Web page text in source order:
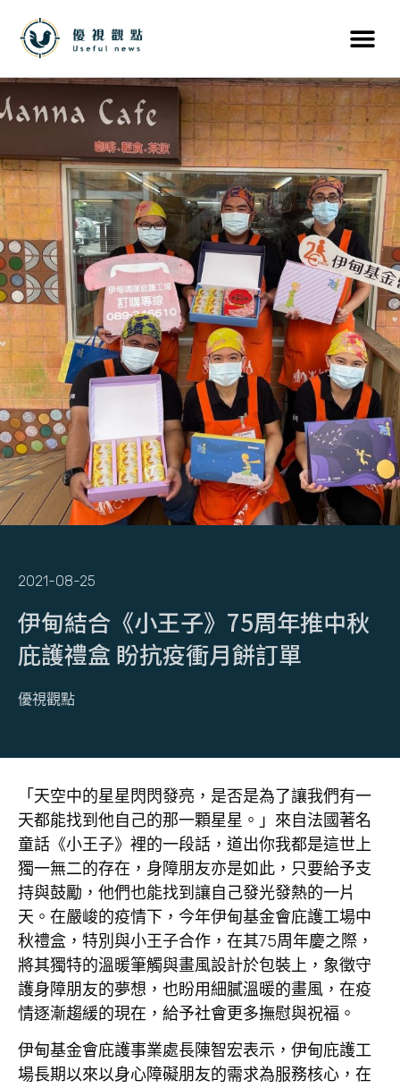
2021-08-25
伊甸結合《小王子》75周年推中秋
庇護禮盒 盼抗疫衝月餅訂單
優視觀點
「天空中的星星閃閃發亮，是否是為了讓我們有一
天都能找到他自己的那一顆星星。」來自法國著名
童話《小王子》裡的一段話，道出你我都是這世上
獨一無二的存在，身障朋友亦是如此，只要給予支
持與鼓勵，他們也能找到讓自己發光發熱的一片
天。在嚴峻的疫情下，今年伊甸基金會庇護工場中
秋禮盒，特別與小王子合作，在其75周年慶之際，
將其獨特的溫暖筆觸與畫風設計於包裝上，象徵守
護身障朋友的夢想，也盼用細膩溫暖的畫風，在疫
情逐漸趨緩的現在，給予社會更多撫慰與祝福。
伊甸基金會庇護事業處長陳智宏表示，伊甸庇護工
場長期以來以身心障礙朋友的需求為服務核心，在